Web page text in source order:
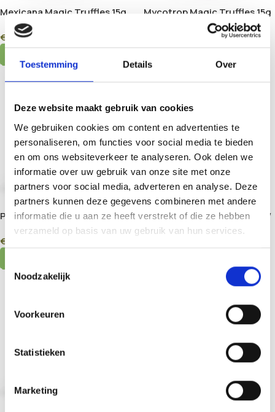
Toestemming Details Over
Deze website maakt gebruik van cookies
We gebruiken cookies om content en advertenties te
personaliseren, om functies voor social media te bieden
en om ons websiteverkeer te analyseren. Ook delen we
informatie over uw gebruik van onze site met onze
partners voor social media, adverteren en analyse. Deze
partners kunnen deze gegevens combineren met andere
informatie die u aan ze heeft verstrekt of die ze hebben
verzameld op basis van uw gebruik van hun services.
Noodzakelijk
Voorkeuren
Statistieken
Marketing
Mexicana Magic Truffles 15g
/ 25g
€ 15,45–
Mycotrop Magic Truffles 15g
32,45
Pajaritos Magic Truffles 15g /
25g
€
Pandora Magic Truffles 15g /
25g